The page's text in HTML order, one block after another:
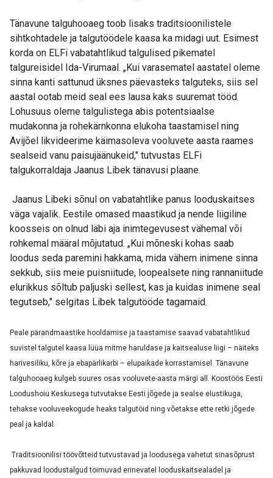
Tänavune talguhooaeg toob lisaks traditsioonilistele
sihtkohtadele ja talgutöödele kaasa ka midagi uut. Esimest
korda on ELFi vabatahtlikud talgulised pikematel
talgureisidel Ida-Virumaal. „Kui varasematel aastatel oleme
sinna kanti sattunud üksnes päevasteks talguteks, siis sel
aastal ootab meid seal ees lausa kaks suuremat tööd.
Lohusuus oleme talgulistega abis potentsiaalse
mudakonna ja rohekärnkonna elukoha taastamisel ning
Avijõel likvideerime käimasoleva vooluvete aasta raames
sealseid vanu paisujäänukeid," tutvustas ELFi
talgukorraldaja Jaanus Libek tänavusi plaane.
Jaanus Libeki sõnul on vabatahtlike panus looduskaitses
väga vajalik. Eestile omased maastikud ja nende liigiline
koosseis on olnud läbi aja inimtegevusest vähemal või
rohkemal määral mõjutatud. „Kui mõneski kohas saab
loodus seda paremini hakkama, mida vähem inimene sinna
sekkub, siis meie puisniitude, loopealsete ning rannaniitude
elurikkus sõltub paljuski sellest, kas ja kuidas inimene seal
tegutseb," selgitas Libek talgutööde tagamaid.
Peale pärandmaastike hooldamise ja taastamise saavad vabatahtlikud
suvistel talgutel kaasa lüüa mitme haruldase ja kaitsealuse liigi – näiteks
harivesiliku, kõre ja ebapärlikarbi – elupaikade korrastamisel. Tänavune
talguhooaeg kulgeb suures osas vooluvete-aasta märgi all. Koostöös Eesti
Loodushoiu Keskusega tutvutakse Eesti jõgede ja sealse elustikuga,
tehakse vooluveekogude heaks talgutöid ning võetakse ette retki jõgede
peal ja kaldal.
Traditsioonilisi töövõtteid tutvustavad ja loodusega vahetut sinasõprust
pakkuvad loodustalgud toimuvad erinevatel looduskaitsealadel ja